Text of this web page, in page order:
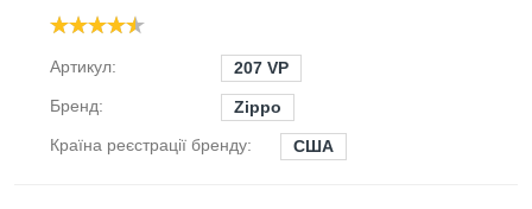
Артикул:
207 VP
Бренд:
Zippo
Країна реєстрації бренду:
США